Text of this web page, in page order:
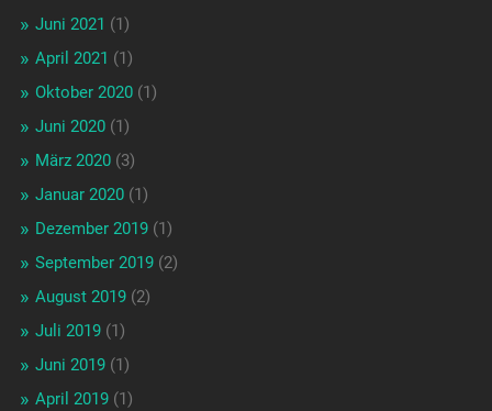
Juni 2021 (1)
April 2021 (1)
Oktober 2020(1)
Juni 2020(1)
März 2020(3)
Januar 2020(1)
Dezember 2019(1)
September 2019(2)
August 2019(2)
Juli 2019(1)
Juni 2019(1)
April 2019(1)